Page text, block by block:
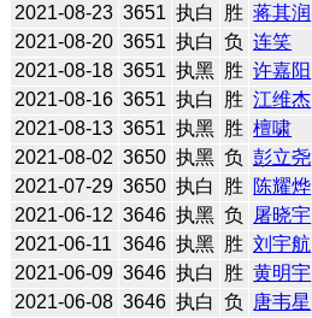
2021-08-23 3651 执白 胜 蒋其润
2021-08-20 3651 执白 负 连笑
2021-08-18 3651 执黑 胜 许嘉阳
2021-08-16 3651 执白 胜 江维杰
2021-08-13 3651 执黑 胜 檀啸
2021-08-02 3650 执黑 负 彭立尧
2021-07-29 3650 执白 胜 陈耀烨
2021-06-12 3646 执黑 负 屠晓宇
2021-06-11 3646 执黑 胜 刘宇航
2021-06-09 3646 执白 胜 黄明宇
2021-06-08 3646 执白 负 唐韦星